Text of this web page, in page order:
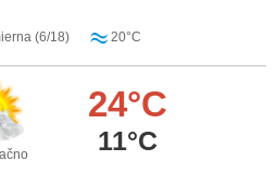
(6/18) 20°C
24°C
11°C